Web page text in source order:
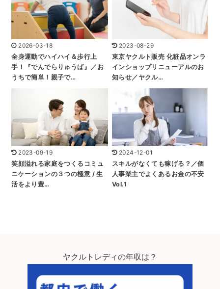
2026-03-18
全身運動でハイハイ＆歩行上
手！『でんでらりゅうば』／お
うちで簡単！親子で…
2023-08-29
東京ヤクルト販売 化粧品オンラ
インショップリニューアルのお
知らせ／ヤクル…
2023-09-19
笑顔溢れる家庭をつくるコミュ
ニケーションの３つの極意 / 生
活をより豊…
2024-12-01
スキルがなくても稼げる？／個
人事業主でよくあるお金の不安
Vol.1
ヤクルトレディの年収は？